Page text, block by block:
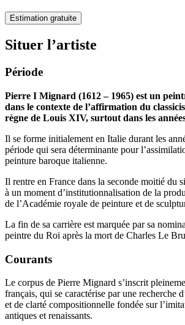
Estimation gratuite
Situer l’artiste
Période
Pierre I Mignard (1612 – 1965) est un
dans le contexte de l’affirmation du
règne de Louis XIV, surtout dans les
Il se forme initialement en Italie durant les
période qui sera déterminante pour
peinture baroque italienne.
Il rentre en France dans la seconde moitié du
à un moment d’institutionnalisation de la
de l’Académie royale de peinture et de
La fin de sa carrière est marquée par sa
peintre du Roi après la mort de Charles Le
Courants
Le corpus de Pierre Mignard s’inscrit
français, qui se caractérise par une recherche
et de clarté compositionnelle fondée sur
antiques et renaissants.